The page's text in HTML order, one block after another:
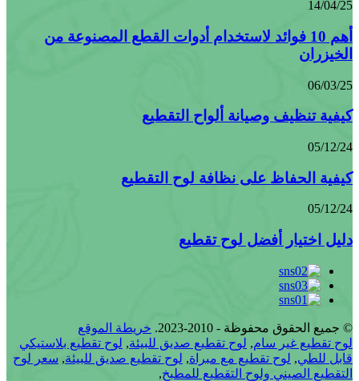
14/04/25
أهم 10 فوائد لاستخدام أدوات القطع المصنوعة من
الخيزران
06/03/25
كيفية تنظيف وصيانة ألواح التقطيع
05/12/24
كيفية الحفاظ على نظافة لوح التقطيع
05/12/24
دليل اختيار أفضل لوح تقطيع
© جميع الحقوق محفوظة - 2010-2023.
خريطة الموقع
لوح تقطيع غير سام, لوح تقطيع صديق للبيئة, لوح تقطيع بلاستيكي
قابل للطي, لوح تقطيع مع مبراة, لوح تقطيع صديق للبيئة, سعر لوح
التقطيع الصيني ولوح التقطيع للمطبخ,